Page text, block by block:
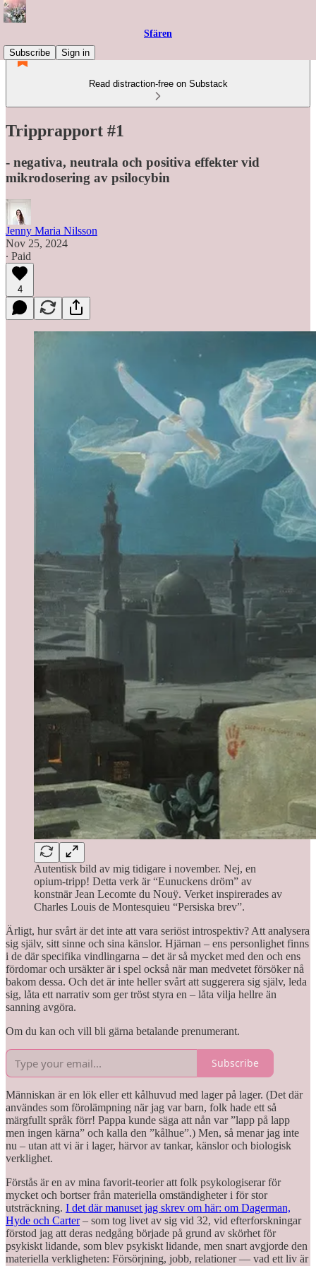
Sfären
Subscribe
Sign in
Read distraction-free on Substack
Tripprapport #1
- negativa, neutrala och positiva effekter vid
mikrodosering av psilocybin
Jenny Maria Nilsson
Nov 25, 2024
∙ Paid
4
Autentisk bild av mig tidigare i november. Nej, en
opium-tripp! Detta verk är “Eunuckens dröm” av
konstnär Jean Lecomte du Nouÿ. Verket inspirerades av
Charles Louis de Montesquieu “Persiska brev”.
Ärligt, hur svårt är det inte att vara seriöst introspektiv? Att analysera
sig själv, sitt sinne och sina känslor. Hjärnan – ens personlighet finns
i de där specifika vindlingarna – det är så mycket med den och ens
fördomar och ursäkter är i spel också när man medvetet försöker nå
bakom dessa. Och det är inte heller svårt att suggerera sig själv, leda
sig, låta ett narrativ som ger tröst styra en – låta vilja hellre än
sanning avgöra.
Om du kan och vill bli gärna betalande prenumerant.
Subscribe
Människan är en lök eller ett kålhuvud med lager på lager. (Det där
användes som förolämpning när jag var barn, folk hade ett så
märgfullt språk förr! Pappa kunde säga att nån var ”lapp på lapp
men ingen kärna” och kalla den ”kålhue”.) Men, så menar jag inte
nu – utan att vi är i lager, härvor av tankar, känslor och biologisk
verklighet.
Förstås är en av mina favorit-teorier att folk psykologiserar för
mycket och bortser från materiella omständigheter i för stor
utsträckning. I det där manuset jag skrev om här: om Dagerman,
Hyde och Carter– som tog livet av sig vid 32, vid efterforskningar
förstod jag att deras nedgång började på grund av skörhet för
psykiskt lidande, som blev psykiskt lidande, men snart avgjorde den
materiella verkligheten: Försörjning, jobb, relationer –– vad ett liv är